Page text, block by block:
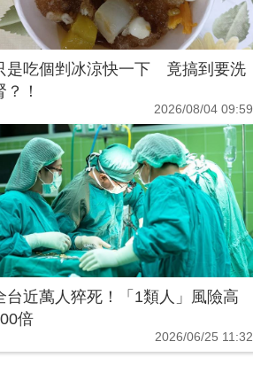
是吃個剉冰涼快一下 竟搞到要洗
？！
2026/08/04 09:59
台近萬人猝死！「1類人」風險高
倍
2026/06/25 11:32